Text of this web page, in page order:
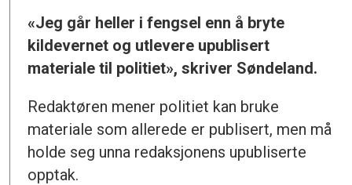
«Jeg går heller i fengsel enn å bryte
kildevernet og utlevere upublisert
materiale til politiet», skriver Søndeland.
Redaktøren mener politiet kan bruke
materiale som allerede er publisert, men må
holde seg unna redaksjonens upubliserte
opptak.